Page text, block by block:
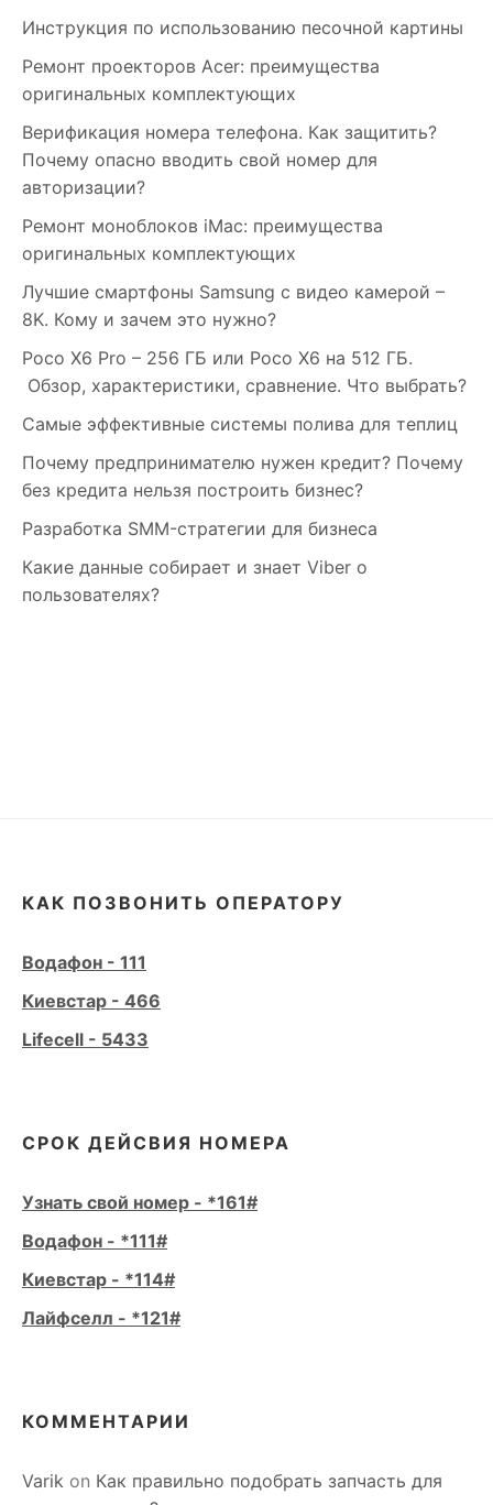
Инструкция по использованию песочной картины
Ремонт проекторов Acer: преимущества
оригинальных комплектующих
Верификация номера телефона. Как защитить?
Почему опасно вводить свой номер для
авторизации?
Ремонт моноблоков iMac: преимущества
оригинальных комплектующих
Лучшие смартфоны Samsung c видео камерой –
8K. Кому и зачем это нужно?
Poco X6 Pro – 256 ГБ или Poco X6 на 512 ГБ.
Обзор, характеристики, сравнение. Что выбрать?
Самые эффективные системы полива для теплиц
Почему предпринимателю нужен кредит? Почему
без кредита нельзя построить бизнес?
Разработка SMM-стратегии для бизнеса
Какие данные собирает и знает Viber о
пользователях?
КАК ПОЗВОНИТЬ ОПЕРАТОРУ
Водафон - 111
Киевстар - 466
Lifecell - 5433
СРОК ДЕЙСВИЯ НОМЕРА
Узнать свой номер - *161#
Водафон - *111#
Киевстар - *114#
Лайфселл - *121#
КОММЕНТАРИИ
Varik on Как правильно подобрать запчасть для